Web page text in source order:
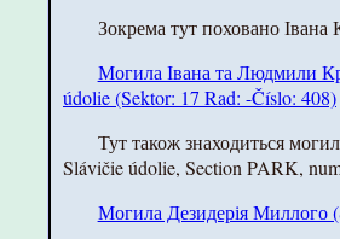
Зокрема тут поховано
Могила Івана та Людмили
údolie (Sektor: 17 Rad: -Číslo: 408)
Тут також знаходиться
Slávičie údolie, Section PARK,
Могила Дезидерія Миллого